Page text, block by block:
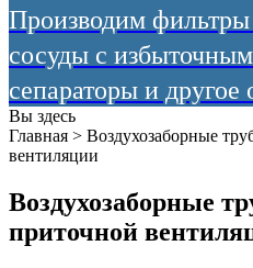
Производим
сосуды с
сепараторы и другое
Вы здесь
Главная > Воздухозаборные
вентиляции
Воздухозаборные
приточной